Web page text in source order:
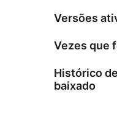
Versões
Vezes que
Histórico
baixado